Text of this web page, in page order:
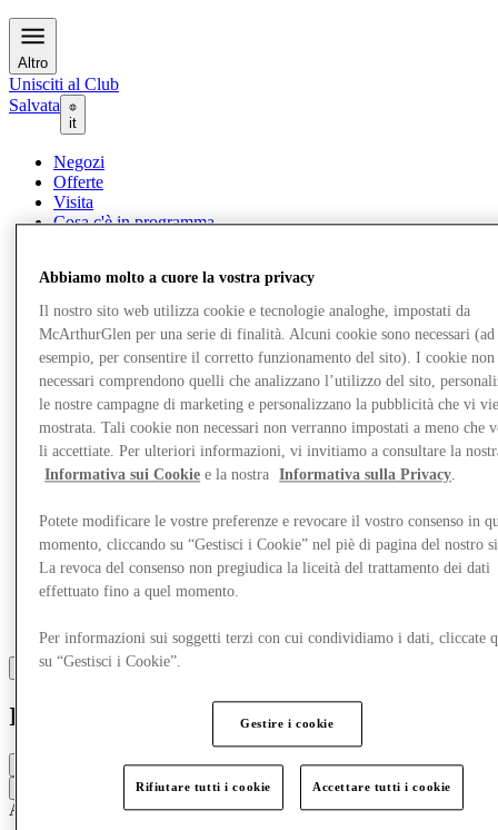
Altro
Unisciti al Club
Salvata
it
Negozi
Offerte
Visita
Cosa c'è in programma
Servizi
Altro
Izac
Contatta la boutique
Accessori e borseAbbigliamento
Abbiamo molto a cuore la vostra privacy
Il nostro sito web utilizza cookie e tecnologie analoghe, impostati da
McArthurGlen per una serie di finalità. Alcuni cookie sono necessari (ad
esempio, per consentire il corretto funzionamento del sito). I cookie non
necessari comprendono quelli che analizzano l’utilizzo del sito,
le nostre campagne di marketing e personalizzano la pubblicità che vi
mostrata. Tali cookie non necessari non verranno impostati a meno che
li accettiate. Per ulteriori informazioni, vi invitiamo a consultare la
Informativa sui Cookie e la nostra Informativa sulla Privacy.
Potete modificare le vostre preferenze e revocare il vostro consenso in
momento, cliccando su “Gestisci i Cookie” nel piè di pagina del nostro
La revoca del consenso non pregiudica la liceità del trattamento dei dati
effettuato fino a quel momento.
Per informazioni sui soggetti terzi con cui condividiamo i dati, cliccate
su “Gestisci i Cookie”.
Gestire i cookie
Rifiutare tutti i cookie Accettare tutti i cookie